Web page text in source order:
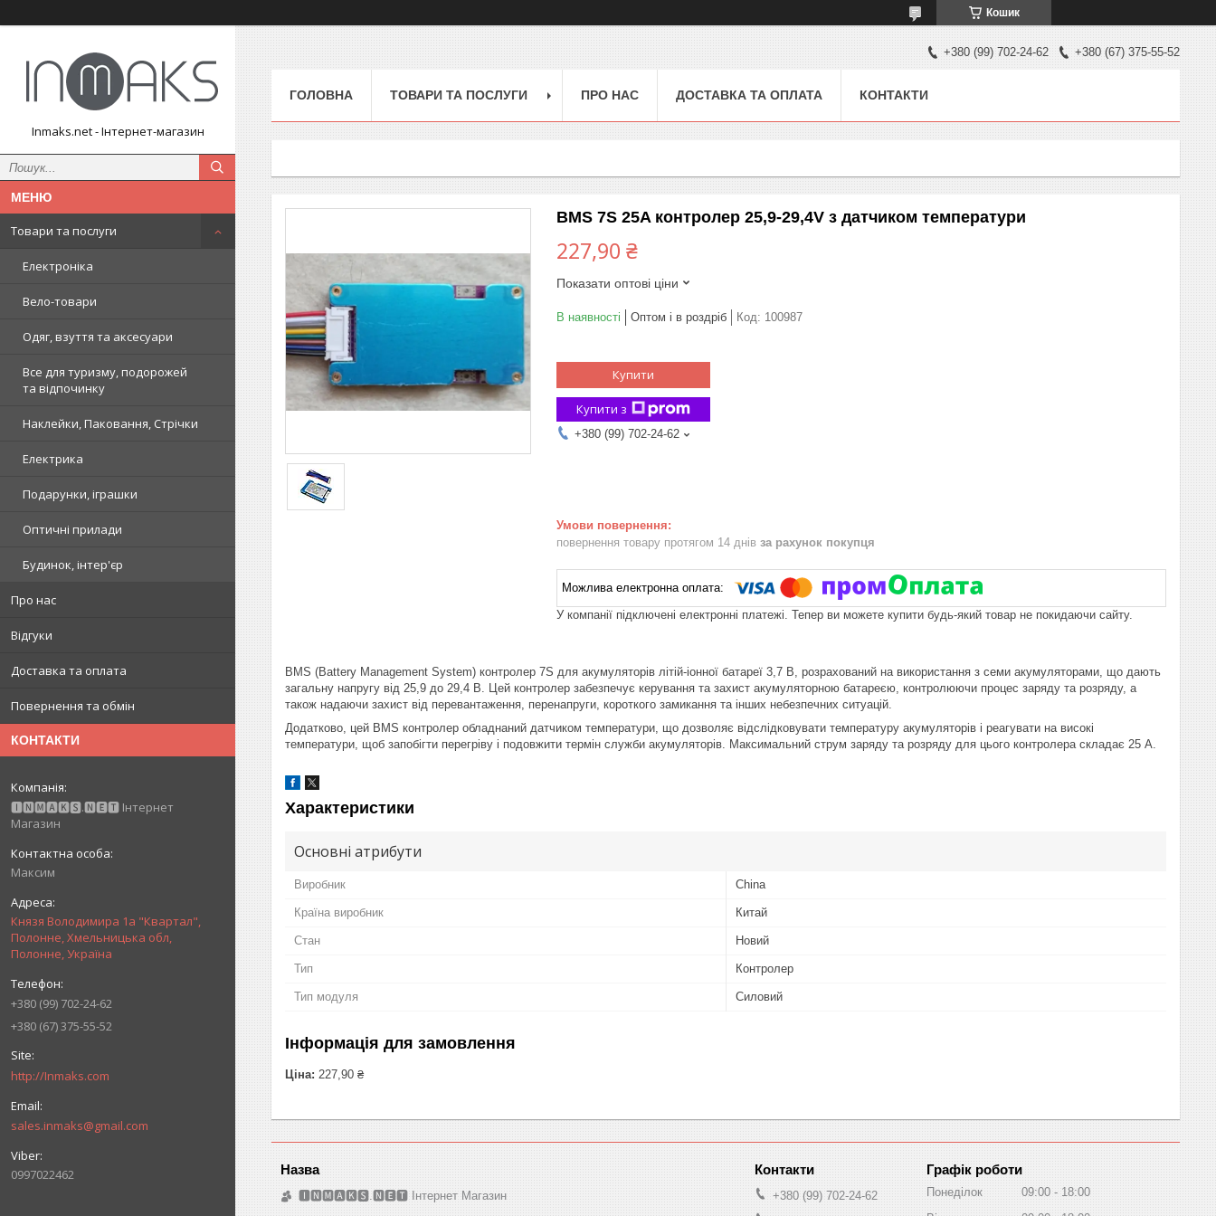
Кошик
Inmaks.net - Інтернет-магазин
Товари та послуги
Електроніка
Вело-товари
Одяг, взуття та аксесуари
Все для туризму, подорожей
та відпочинку
Наклейки, Паковання, Стрічки
Електрика
Подарунки, іграшки
Оптичні прилади
Будинок, інтер'єр
Про нас
Відгуки
Доставка та оплата
Повернення та обмін
КОНТАКТИ
🅸🅽🅼🅰🅺🆂.🅽🅴🆃 Інтернет
Магазин
Максим
Князя Володимира 1а "Квартал",
Полонне, Хмельницька обл,
Полонне, Україна
+380 (99) 702-24-62
+380 (67) 375-55-52
http://Inmaks.com
sales.inmaks@gmail.com
0997022462
+380 (99) 702-24-62 +380 (67) 375-55-52
ГОЛОВНА ТОВАРИ ТА ПОСЛУГИ ПРО НАС ДОСТАВКА ТА ОПЛАТА КОНТАКТИ
BMS 7S 25A контролер 25,9-29,4V з датчиком температури
227,90 ₴
Показати оптові ціни
В наявності Оптом і в роздріб Код: 100987
Купити
Купити з
+380 (99) 702-24-62
повернення товару протягом 14 днів за рахунок покупця
У компанії підключені електронні платежі. Тепер ви можете купити будь-який товар не покидаючи сайту.
BMS (Battery Management System) контролер 7S для акумуляторів літій-іонної батареї 3,7 В, розрахований на використання з семи акумуляторами, що дають
загальну напругу від 25,9 до 29,4 В. Цей контролер забезпечує керування та захист акумуляторною батареєю, контролюючи процес заряду та розряду, а
також надаючи захист від перевантаження, перенапруги, короткого замикання та інших небезпечних ситуацій.
Додатково, цей BMS контролер обладнаний датчиком температури, що дозволяє відслідковувати температуру акумуляторів і реагувати на високі
температури, щоб запобігти перегріву і подовжити термін служби акумуляторів. Максимальний струм заряду та розряду для цього контролера складає 25 А.
Характеристики
Основні атрибути
Виробник China
Країна виробник Китай
Стан Новий
Тип Контролер
Тип модуля Силовий
Інформація для замовлення
Ціна: 227,90 ₴
🅸🅽🅼🅰🅺🆂.🅽🅴🆃 Інтернет Магазин
+380 (99) 702-24-62
Графік роботи
Понеділок 09:00
18:00